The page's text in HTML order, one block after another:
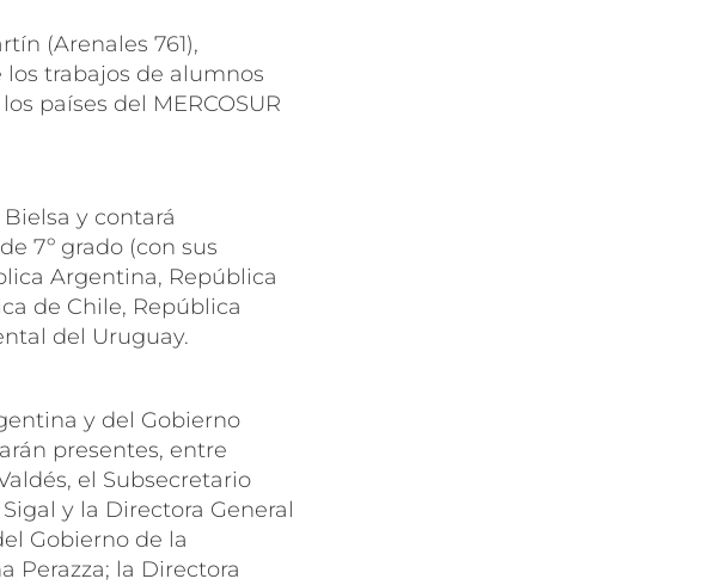
(Arenales 761),
trabajos de alumnos
países del MERCOSUR
y contará
7º grado (con sus
Argentina, República
de Chile, República
del Uruguay.
y del Gobierno
presentes, entre
el Subsecretario
y la Directora General
Gobierno de la
Perazza; la Directora